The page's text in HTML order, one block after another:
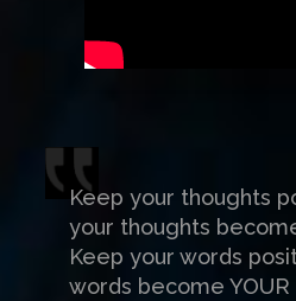
Keep your thoughts
your thoughts
Keep your words
words become YOUR